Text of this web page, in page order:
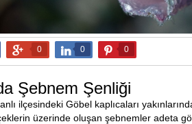
0 0 0
Şebnem Şenliği
ilçesindeki Göbel kaplıcaları
üzerinde oluşan şebnemler adeta